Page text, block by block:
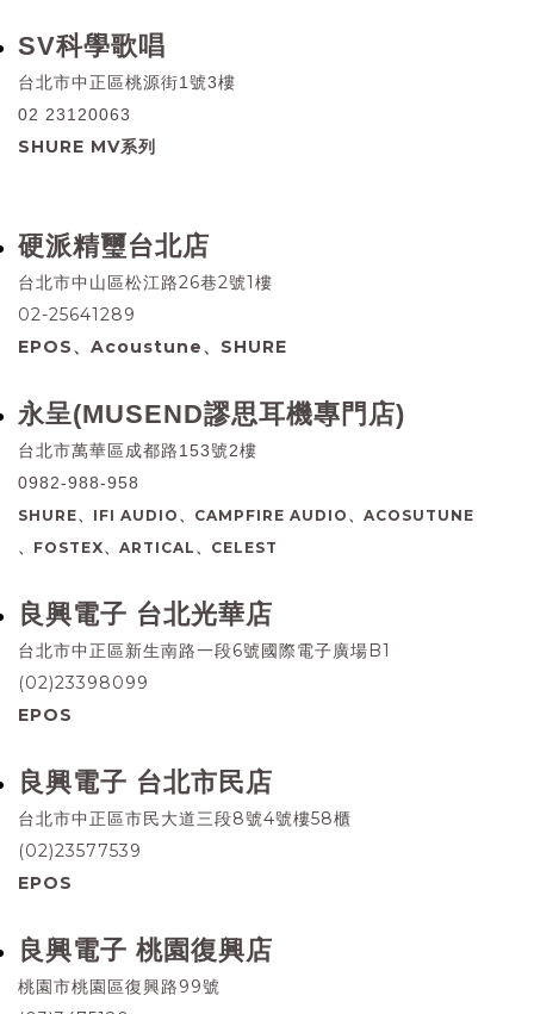
SV科學歌唱
台北市中正區桃源街1號3樓
02 23120063
SHURE MV系列
硬派精璽台北店
台北市中山區松江路26巷2號1樓
02-25641289
EPOS、Acoustune、SHURE
永呈(MUSEND謬思耳機專門店)
台北市萬華區成都路153號2樓
0982-988-958
SHURE、IFI AUDIO、CAMPFIRE AUDIO、ACOSUTUNE
、FOSTEX、ARTICAL、CELEST
良興電子 台北光華店
台北市中正區新生南路一段6號國際電子廣場B1
(02)23398099
EPOS
良興電子 台北市民店
台北市中正區市民大道三段8號4號樓58櫃
(02)23577539
EPOS
良興電子 桃園復興店
桃園市桃園區復興路99號